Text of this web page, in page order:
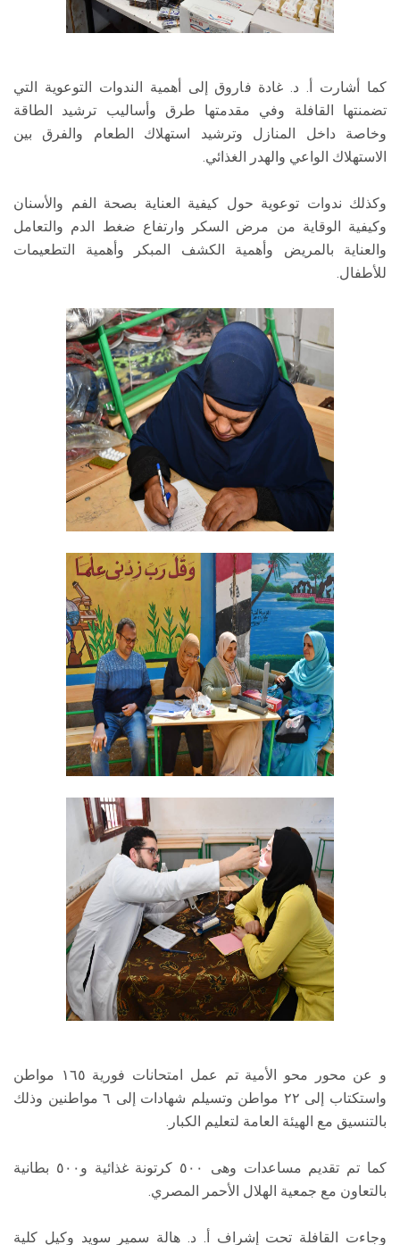
كما أشارت أ. د. غادة فاروق إلى أهمية الندوات التوعوية التي
تضمنتها القافلة وفي مقدمتها طرق وأساليب ترشيد الطاقة
وخاصة داخل المنازل وترشيد استهلاك الطعام والفرق بين
الاستهلاك الواعي والهدر الغذائي.
وكذلك ندوات توعوية حول كيفية العناية بصحة الفم والأسنان
وكيفية الوقاية من مرض السكر وارتفاع ضغط الدم والتعامل
والعناية بالمريض وأهمية الكشف المبكر وأهمية التطعيمات
للأطفال.
و عن محور محو الأمية تم عمل امتحانات فورية ١٦٥ مواطن
واستكتاب إلى ٢٢ مواطن وتسيلم شهادات إلى ٦ مواطنين وذلك
بالتنسيق مع الهيئة العامة لتعليم الكبار.
كما تم تقديم مساعدات وهى ٥٠٠ كرتونة غذائية و٥٠٠ بطانية
بالتعاون مع جمعية الهلال الأحمر المصري.
وجاءت القافلة تحت إشراف أ. د. هالة سمير سويد وكيل كلية